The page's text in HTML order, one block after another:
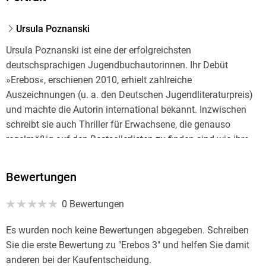
Ursula Poznanski
Ursula Poznanski ist eine der erfolgreichsten
deutschsprachigen Jugendbuchautorinnen. Ihr Debüt
»Erebos«, erschienen 2010, erhielt zahlreiche
Auszeichnungen (u. a. den Deutschen Jugendliteraturpreis)
und machte die Autorin international bekannt. Inzwischen
schreibt sie auch Thriller für Erwachsene, die genauso
regelmäßig auf den Bestsellerlisten zu finden sind wie ihre
Bewertungen
0 Bewertungen
Es wurden noch keine Bewertungen abgegeben. Schreiben
Sie die erste Bewertung zu "Erebos 3" und helfen Sie damit
anderen bei der Kaufentscheidung.